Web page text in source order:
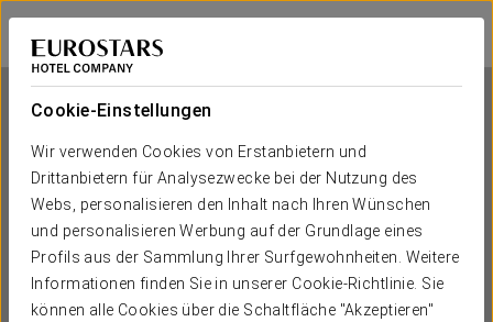
Cookie-Einstellungen
Wir verwenden Cookies von Erstanbietern und
Drittanbietern für Analysezwecke bei der Nutzung des
Webs, personalisieren den Inhalt nach Ihren Wünschen
und personalisieren Werbung auf der Grundlage eines
Profils aus der Sammlung Ihrer Surfgewohnheiten. Weitere
Informationen finden Sie in unserer Cookie-Richtlinie. Sie
können alle Cookies über die Schaltfläche "Akzeptieren"
Exe Plaza Delicias
SARAGOSSA
Exe Plaza Delicias
SARAGOSSA